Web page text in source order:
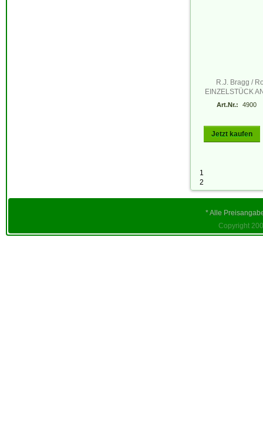
R.J. Bragg /
EINZELSTÜCK
Art.Nr.: 4900
Jetzt kaufen
1
2
* Alle
Copyright